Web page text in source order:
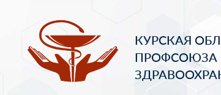
КУРСКАЯ
ПРОФСОЮЗА